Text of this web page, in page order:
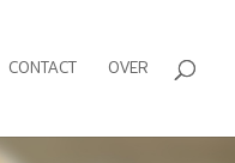
CONTACT OVER